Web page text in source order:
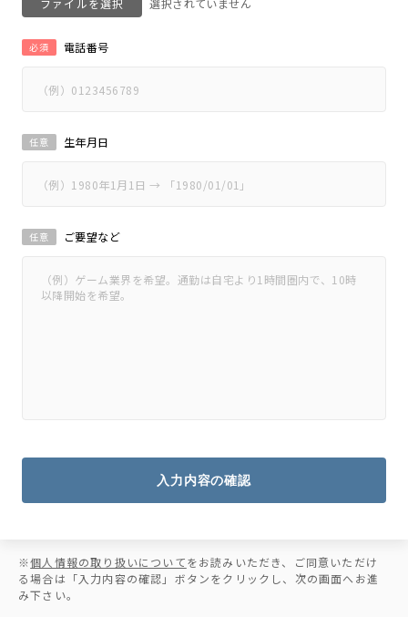
ファイルを選択
電話番号
必須
生年月日
任意
ご要望など
任意
入力内容の確認
※個人情報の取り扱いについてをお読みいただき、ご同意いただけ
る場合は「入力内容の確認」ボタンをクリックし、次の画面へお進
み下さい。